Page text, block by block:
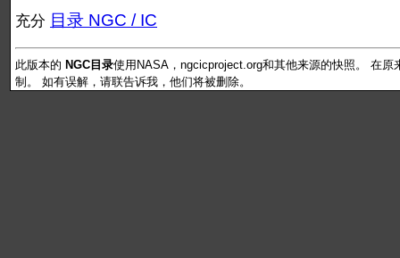
充分 目录 NGC / IC
此版本的 NGC目录使用NASA，ngcicproject.org和其他来源的快照。 在原
制。 如有误解，请联告诉我，他们将被删除。